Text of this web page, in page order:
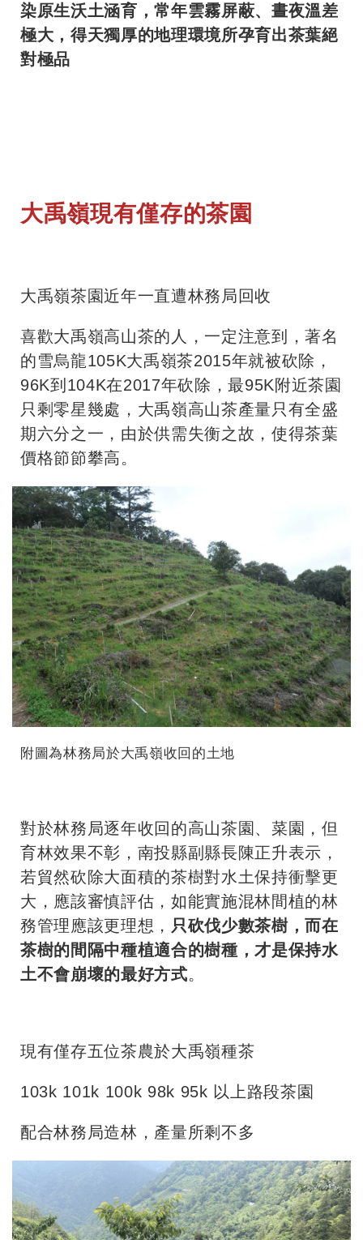
染原生沃土涵育，常年雲霧屏蔽、晝夜溫差
極大，得天獨厚的地理環境所孕育出茶葉絕
對極品
大禹嶺現有僅存的茶園
大禹嶺茶園近年一直遭林務局回收
喜歡大禹嶺高山茶的人，一定注意到，著名
的雪烏龍105K大禹嶺茶2015年就被砍除，
96K到104K在2017年砍除，最95K附近茶園
只剩零星幾處，大禹嶺高山茶產量只有全盛
期六分之一，由於供需失衡之故，使得茶葉
價格節節攀高。
附圖為林務局於大禹嶺收回的土地
對於林務局逐年收回的高山茶園、菜園，但
育林效果不彰，南投縣副縣長陳正升表示，
若貿然砍除大面積的茶樹對水土保持衝擊更
大，應該審慎評估，如能實施混林間植的林
務管理應該更理想， 只砍伐少數茶樹，而在
茶樹的間隔中種植適合的樹種，才是保持水
土不會崩壞的最好方式。
現有僅存五位茶農於大禹嶺種茶
103k 101k 100k 98k 95k 以上路段茶園
配合林務局造林，產量所剩不多